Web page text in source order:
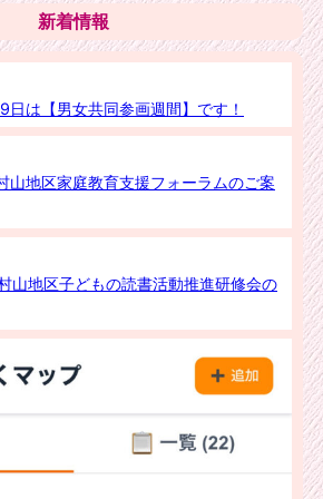
新着情報
は【男女共同参画週間】です！
山地区家庭教育支援フォーラムのご案
山地区子どもの読書活動推進研修会の